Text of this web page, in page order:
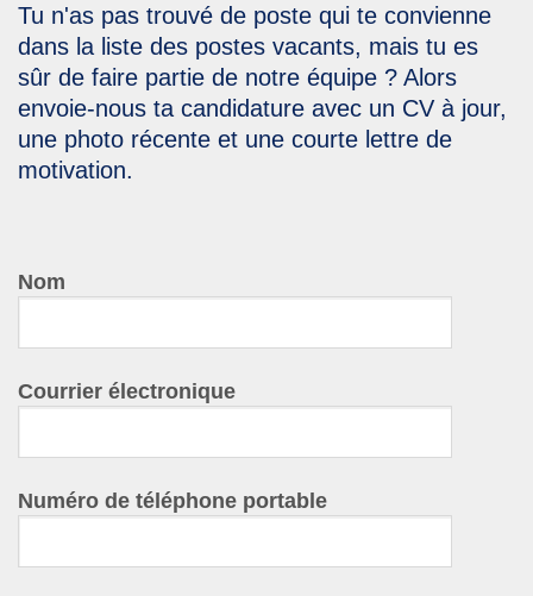
Tu n'as pas trouvé de poste qui te convienne
dans la liste des postes vacants, mais tu es
sûr de faire partie de notre équipe ? Alors
envoie-nous ta candidature avec un CV à jour,
une photo récente et une courte lettre de
motivation.
Nom
Courrier électronique
Numéro de téléphone portable